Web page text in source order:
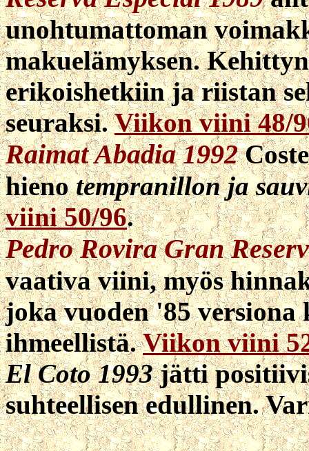
unohtumattoman
makuelämyksen.
erikoishetkiin ja riistan
seuraksi.Viikon viini 48/
Raimat Abadia 1992
hienotempranillon ja
viini 50/96.
Pedro Rovira Gran
vaativa viini, myös
joka vuoden '85
ihmeellistä.Viikon viini
El Coto 1993jätti
suhteellisen edullinen.